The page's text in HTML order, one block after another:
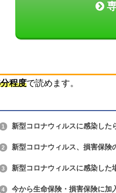
程度で読めます。
1 新型コロナウィルスに感染した
2 新型コロナウィルス、損害保険
3 新型コロナウィルスに感染した
4 今から生命保険・損害保険に加